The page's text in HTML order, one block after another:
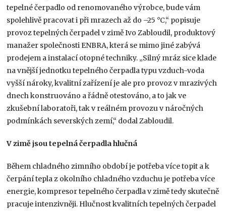
tepelné čerpadlo od renomovaného výrobce, bude vám
spolehlivě pracovat i při mrazech až do –25 °C,“ popisuje
provoz tepelných čerpadel v zimě Ivo Zabloudil, produktový
manažer společnosti ENBRA, která se mimo jiné zabývá
prodejem a instalací otopné techniky. „Silný mráz sice klade
na vnější jednotku tepelného čerpadla typu vzduch-voda
vyšší nároky, kvalitní zařízení je ale pro provoz v mrazivých
dnech konstruováno a řádně otestováno, a to jak ve
zkušební laboratoři, tak v reálném provozu v náročných
podmínkách severských zemí,“ dodal Zabloudil.
V zimě jsou tepelná čerpadla hlučná
Během chladného zimního období je potřeba více topit a k
čerpání tepla z okolního chladného vzduchu je potřeba více
energie, kompresor tepelného čerpadla v zimě tedy skutečně
pracuje intenzivněji. Hlučnost kvalitních tepelných čerpadel